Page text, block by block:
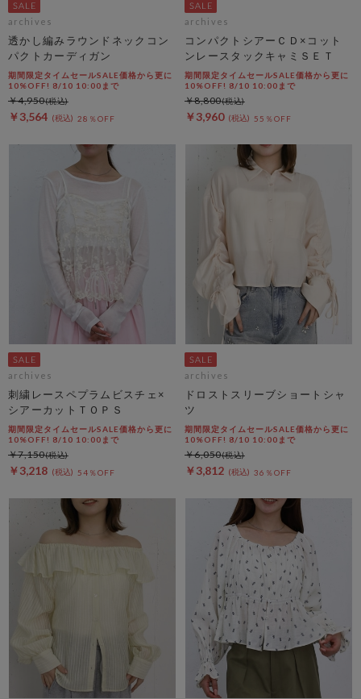
archives
透かし編みラウンドネックコン
パクトカーディガン
期間限定タイムセールSALE価格から更に
10%OFF! 8/10 10:00まで
￥3,564 28％OFF
￥4,950
archives
コンパクトシアーＣＤ×コット
ンレースタックキャミＳＥＴ
期間限定タイムセールSALE価格から更に
10%OFF! 8/10 10:00まで
￥3,960 55％OFF
￥8,800
archives
刺繍レースペプラムビスチェ×
シアーカットＴＯＰＳ
期間限定タイムセールSALE価格から更に
10%OFF! 8/10 10:00まで
￥3,218 54％OFF
￥7,150
archives
ドロストスリーブショートシャ
ツ
期間限定タイムセールSALE価格から更に
10%OFF! 8/10 10:00まで
￥3,812 36％OFF
￥6,050